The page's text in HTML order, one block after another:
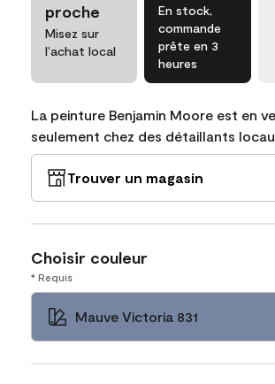
proche
Misez sur
l’achat local
En stock,
commande
prête en 3
heures
La peinture Benjamin Moore est en
seulement chez des détaillants
Trouver un magasin
Choisir couleur
* Requis
Mauve Victoria 831